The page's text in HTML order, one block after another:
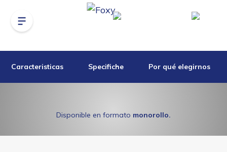
Caracteristicas Specifiche Por qué elegirnos
Disponible en formato monorollo.